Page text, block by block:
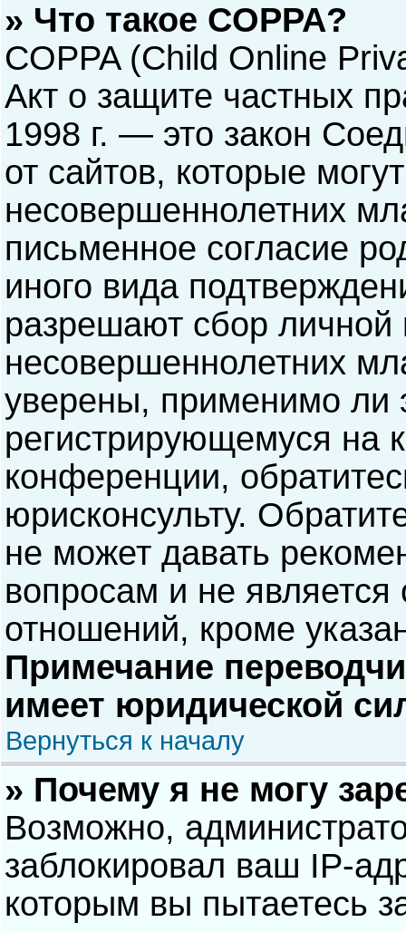
» Что такое COPPA?
COPPA (Child Online
Акт о защите частных
1998 г. — это закон
от сайтов, которые
несовершеннолетних
письменное согласие
иного вида
разрешают сбор
несовершеннолетних
уверены, применимо ли
регистрирующемуся на
конференции,
юрисконсульту.
не может давать
вопросам и не
отношений, кроме
Примечание
имеет юридической
Вернуться к началу
» Почему я не могу
Возможно,
заблокировал ваш IP-
которым вы пытаетесь